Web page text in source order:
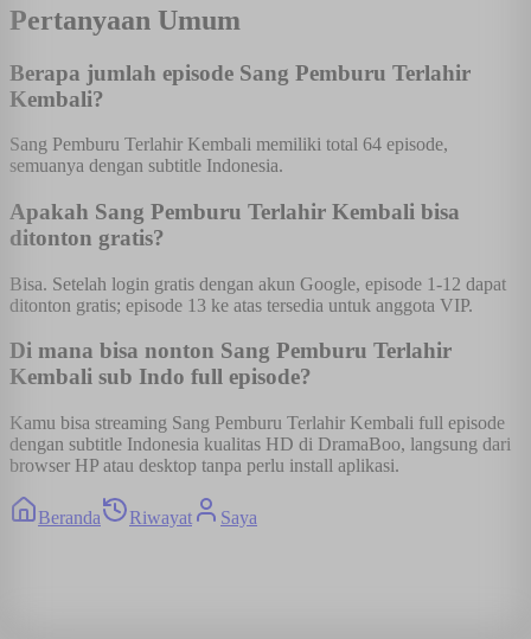
Pertanyaan Umum
Berapa jumlah episode Sang Pemburu Terlahir
Kembali?
Sang Pemburu Terlahir Kembali memiliki total 64 episode,
semuanya dengan subtitle Indonesia.
Apakah Sang Pemburu Terlahir Kembali bisa
ditonton gratis?
Bisa. Setelah login gratis dengan akun Google, episode 1-12 dapat
ditonton gratis; episode 13 ke atas tersedia untuk anggota VIP.
Di mana bisa nonton Sang Pemburu Terlahir
Kembali sub Indo full episode?
Kamu bisa streaming Sang Pemburu Terlahir Kembali full episode
dengan subtitle Indonesia kualitas HD di DramaBoo, langsung dari
browser HP atau desktop tanpa perlu install aplikasi.
Beranda Riwayat Saya